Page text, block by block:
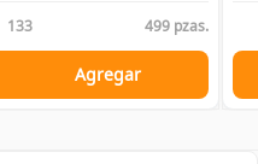
133 499 pzas.
Agregar